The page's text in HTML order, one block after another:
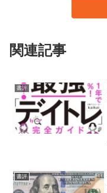
関連記事
書評
書評